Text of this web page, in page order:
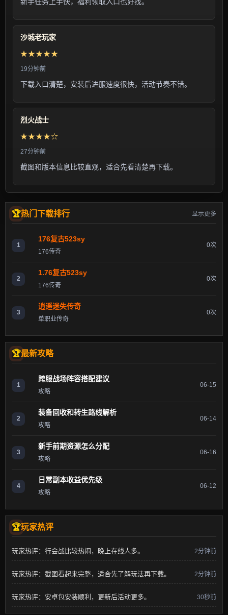
沙城老玩家
★★★★★
19分钟前
下载入口清楚，安装后进服速度很快，活动节奏不错。
烈火战士
★★★★☆
27分钟前
截图和版本信息比较直观，适合先看清楚再下载。
热门下载排行 显示更多
1
176复古523sy
176传奇
0次
2
1.76复古523sy
176传奇
0次
3
逍遥迷失传奇
单职业传奇
0次
最新攻略
1
跨服战场阵容搭配建议
攻略
06-15
2
装备回收和转生路线解析
攻略
06-14
3
新手前期资源怎么分配
攻略
06-16
4
日常副本收益优先级
攻略
06-12
玩家热评
玩家热评：行会战比较热闹，晚上在线人多。 2分钟前
玩家热评：截图看起来完整，适合先了解玩法再下载。 2分钟前
玩家热评：安卓包安装顺利，更新后活动更多。 30秒前